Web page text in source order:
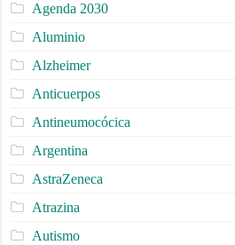
Agenda 2030
Aluminio
Alzheimer
Anticuerpos
Antineumocócica
Argentina
AstraZeneca
Atrazina
Autismo